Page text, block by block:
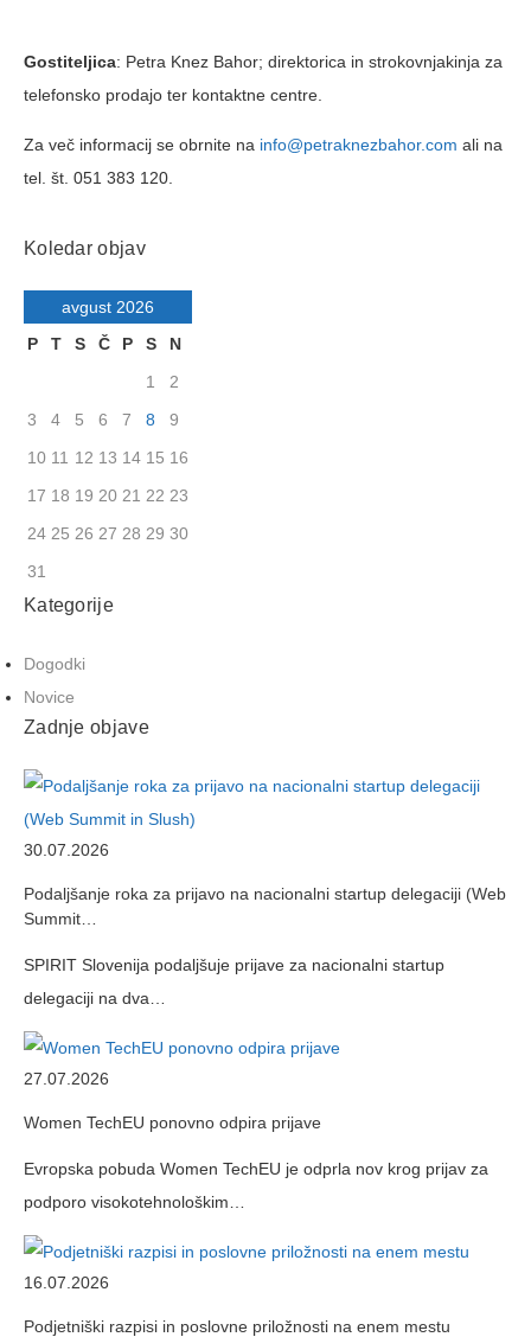
Gostiteljica: Petra Knez Bahor; direktorica in strokovnjakinja za
telefonsko prodajo ter kontaktne centre.
Za več informacij se obrnite na info@petraknezbahor.com ali na
tel. št. 051 383 120.
Koledar objav
avgust 2026
P
T S Č P S
N
1
2
3
4 5 6 7 8
9
10 11 12 13 14 15 16
17 18 19 20 21 22 23
24 25 26 27 28 29 30
31
Kategorije
Dogodki
Novice
Zadnje objave
30.07.2026
Podaljšanje roka za prijavo na nacionalni startup delegaciji (Web
Summit…
SPIRIT Slovenija podaljšuje prijave za nacionalni startup
delegaciji na dva…
27.07.2026
Women TechEU ponovno odpira prijave
Evropska pobuda Women TechEU je odprla nov krog prijav za
podporo visokotehnološkim…
16.07.2026
Podjetniški razpisi in poslovne priložnosti na enem mestu